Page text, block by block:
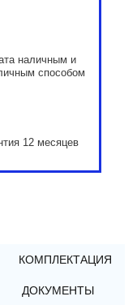
наличным и
способом
12 месяцев
КОМПЛЕКТАЦИЯ
ДОКУМЕНТЫ